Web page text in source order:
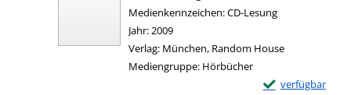
Medienkennzeichen:CD-Lesung
Jahr:2009
Verlag: München, Random House
Mediengruppe: Hörbücher
verfügbar
Exemplar-